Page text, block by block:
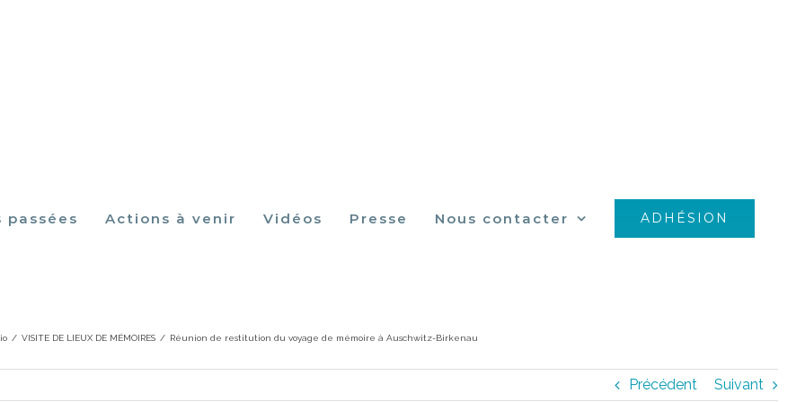
passées Actions à venir Vidéos Presse Nous contacter ADHÉSION
/ VISITE DE LIEUX DE MÉMOIRES / Réunion de restitution du voyage de mémoire à Auschwitz-Birkenau
Précédent Suivant